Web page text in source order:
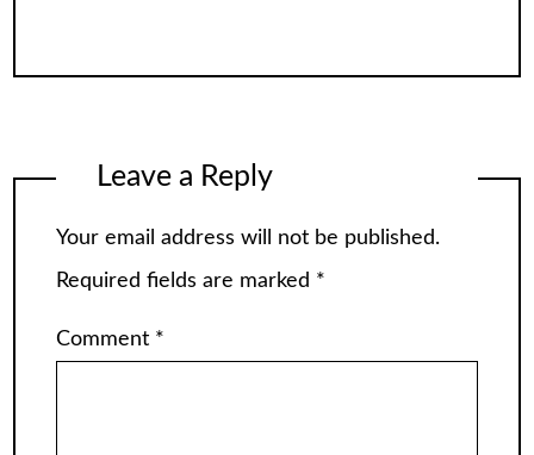
Leave a Reply
Your email address will not be published.
Required fields are marked *
Comment *